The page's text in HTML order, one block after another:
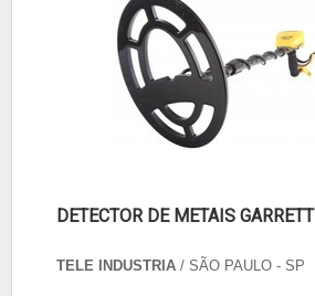
DETECTOR DE METAIS GARRETT
TELE INDUSTRIA / SÃO PAULO - SP